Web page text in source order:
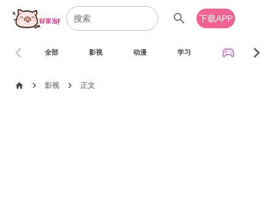
search 下载APP
全部 影视 动漫 学习 sports_esports
chevron_left chevron_right
home chevron_right 影视 chevron_right 正文